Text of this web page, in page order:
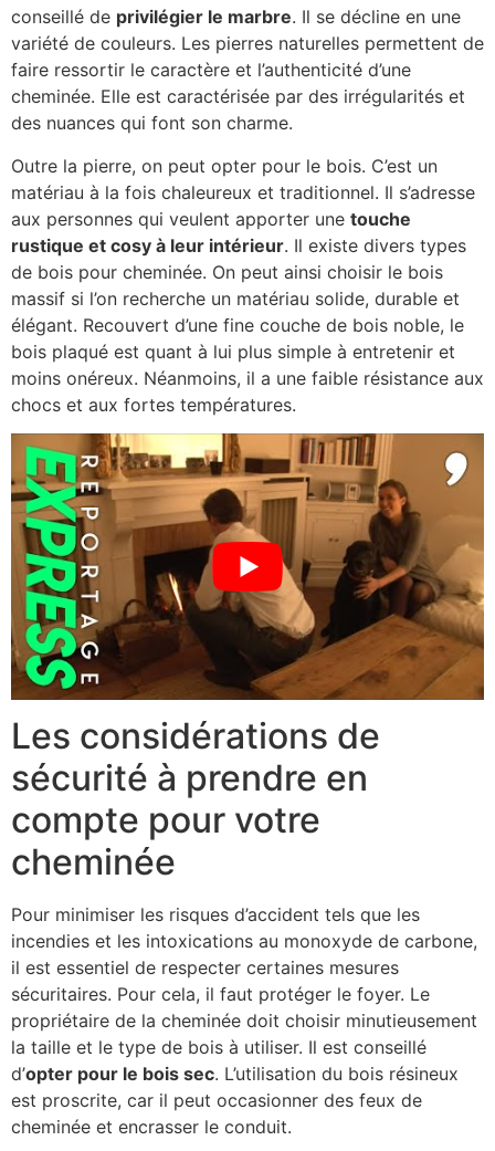
conseillé de privilégier le marbre. Il se décline en une
variété de couleurs. Les pierres naturelles permettent de
faire ressortir le caractère et l’authenticité d’une
cheminée. Elle est caractérisée par des irrégularités et
des nuances qui font son charme.
Outre la pierre, on peut opter pour le bois. C’est un
matériau à la fois chaleureux et traditionnel. Il s’adresse
aux personnes qui veulent apporter une touche
rustique et cosy à leur intérieur. Il existe divers types
de bois pour cheminée. On peut ainsi choisir le bois
massif si l’on recherche un matériau solide, durable et
élégant. Recouvert d’une fine couche de bois noble, le
bois plaqué est quant à lui plus simple à entretenir et
moins onéreux. Néanmoins, il a une faible résistance aux
chocs et aux fortes températures.
Les considérations de
sécurité à prendre en
compte pour votre
cheminée
Pour minimiser les risques d’accident tels que les
incendies et les intoxications au monoxyde de carbone,
il est essentiel de respecter certaines mesures
sécuritaires. Pour cela, il faut protéger le foyer. Le
propriétaire de la cheminée doit choisir minutieusement
la taille et le type de bois à utiliser. Il est conseillé
d’opter pour le bois sec. L’utilisation du bois résineux
est proscrite, car il peut occasionner des feux de
cheminée et encrasser le conduit.